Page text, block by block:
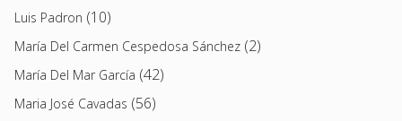
Luis Padron (10)
María Del Carmen Cespedosa Sánchez (2)
María Del Mar García (42)
Maria José Cavadas (56)